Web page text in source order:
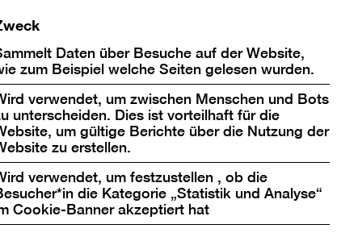
und
Geschwindigkeit
ließ sich nicht mehr
die Reflexion des
das sich auf
„Einreise“. In
Décollagen oder
an die Stelle von
Sprache.
des 20.
Daten über Besuche auf der Website,
zum Beispiel welche Seiten gelesen wurden.
verwendet, um zwischen Menschen und Bots
unterscheiden. Dies ist vorteilhaft für die
um gültige Berichte über die Nutzung der
zu erstellen.
verwendet, um festzustellen , ob die
die Kategorie „Statistik und Analyse“
Cookie-Banner akzeptiert hat